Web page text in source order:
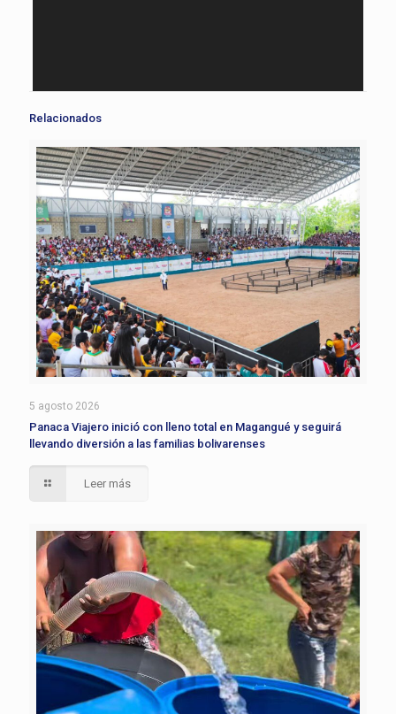
Relacionados
5 agosto 2026
Panaca Viajero inició con lleno total en Magangué y seguirá
llevando diversión a las familias bolivarenses
Leer más